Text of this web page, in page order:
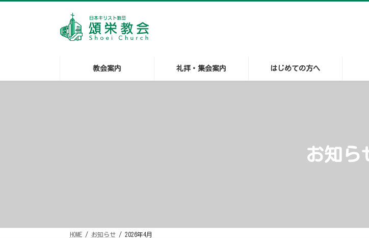
コ
ナ
教会案内 礼拝・集会案内 はじめての方へ
お知ら
HOME お知らせ 2026年4月